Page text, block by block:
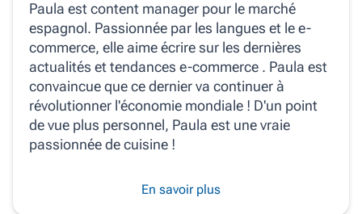
Paula est content manager pour le marché
espagnol. Passionnée par les langues et le e-
commerce, elle aime écrire sur les dernières
actualités et tendances e-commerce . Paula est
convaincue que ce dernier va continuer à
révolutionner l'économie mondiale ! D'un point
de vue plus personnel, Paula est une vraie
passionnée de cuisine !
En savoir plus